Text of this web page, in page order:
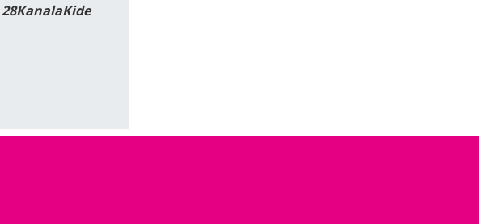
28KanalaKide